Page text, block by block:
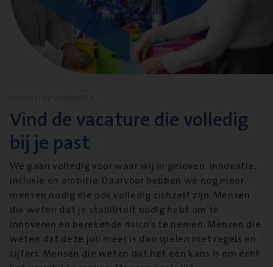
Vind de vacature die volledig
bij je past
We gaan volledig voor waar wij in geloven: innovatie,
inclusie en ambitie. Daarvoor hebben we nog meer
mensen nodig die ook volledig zichzelf zijn. Mensen
die weten dat je stabiliteit nodig hebt om te
innoveren en berekende risico’s te nemen. Mensen die
weten dat deze job meer is dan spelen met regels en
cijfers. Mensen die weten dat het een kans is om écht